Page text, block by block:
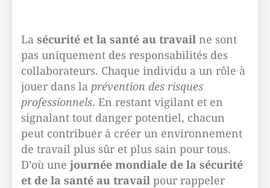
La sécurité et la santé au travail ne sont
pas uniquement des responsabilités des
collaborateurs. Chaque individu a un rôle à
jouer dans la prévention des risques
professionnels. En restant vigilant et en
signalant tout danger potentiel, chacun
peut contribuer à créer un environnement
de travail plus sûr et plus sain pour tous.
D’où une journée mondiale de la sécurité
et de la santé au travail pour rappeler